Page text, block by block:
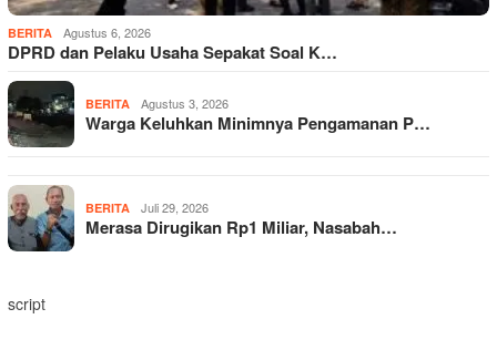
BERITA Agustus 6, 2026
DPRD dan Pelaku Usaha Sepakat Soal K…
BERITA Agustus 3, 2026
Warga Keluhkan Minimnya Pengamanan P…
BERITA Juli 29, 2026
Merasa Dirugikan Rp1 Miliar, Nasabah…
script